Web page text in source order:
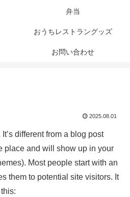
弁当
おうちレストラングッズ
お問い合わせ
2025.08.01
different from a blog post
place and will show up in your
Most people start with an
them to potential site visitors. It